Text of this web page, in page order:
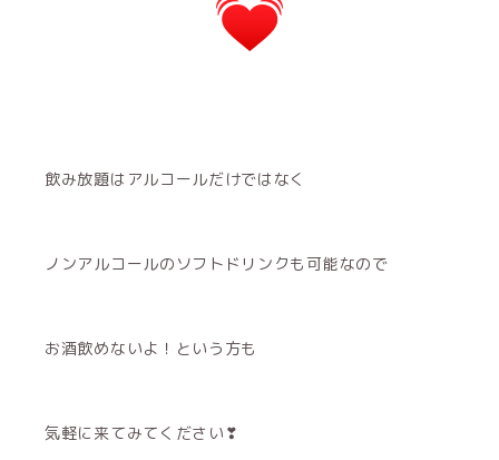
飲み放題はアルコールだけではなく
ノンアルコールのソフトドリンクも可能なので
お酒飲めないよ！という方も
気軽に来てみてください❣